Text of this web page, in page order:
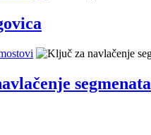
segmenata